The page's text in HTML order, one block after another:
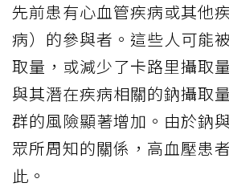
先前患有心血管疾病或其他
病）的參與者。這些人可能
取量，或減少了卡路里攝取
與其潛在疾病相關的鈉攝取
群的風險顯著增加。由於鈉
眾所周知的關係，高血壓患
此。